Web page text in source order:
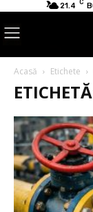
21.4 C
Acasă Etichete